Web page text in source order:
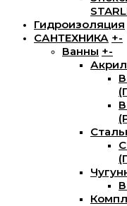
Гидроизоляция
САНТЕХНИКА +-
Ванны +-